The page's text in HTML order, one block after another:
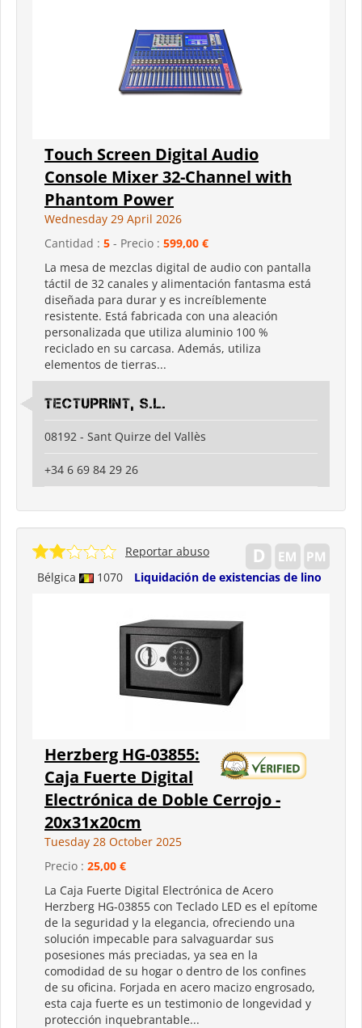
Touch Screen Digital Audio
Console Mixer 32-Channel with
Phantom Power
Wednesday 29 April 2026
Cantidad : 5 - Precio : 599,00 €
La mesa de mezclas digital de audio con pantalla
táctil de 32 canales y alimentación fantasma está
diseñada para durar y es increíblemente
resistente. Está fabricada con una aleación
personalizada que utiliza aluminio 100 %
reciclado en su carcasa. Además, utiliza
elementos de tierras...
TECTUPRINT, S.L.
08192 - Sant Quirze del Vallès
+34 6 69 84 29 26
Bélgica 1070 Liquidación de existencias de lino
Reportar abuso
Herzberg HG-03855:
Caja Fuerte Digital
Electrónica de Doble Cerrojo -
20x31x20cm
Tuesday 28 October 2025
Precio : 25,00 €
La Caja Fuerte Digital Electrónica de Acero
Herzberg HG-03855 con Teclado LED es el epítome
de la seguridad y la elegancia, ofreciendo una
solución impecable para salvaguardar sus
posesiones más preciadas, ya sea en la
comodidad de su hogar o dentro de los confines
de su oficina. Forjada en acero macizo engrosado,
esta caja fuerte es un testimonio de longevidad y
protección inquebrantable...